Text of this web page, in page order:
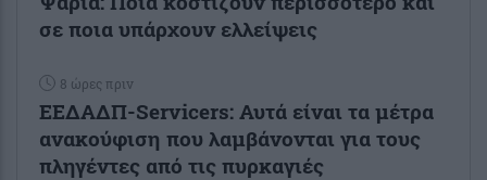
σε ποια υπάρχουν ελλείψεις
8 ώρες πριν
ΕΕΔΑΔΠ-Servicers: Αυτά είναι τα μέτρα
ανακούφιση που λαμβάνονται για τους
πληγέντες από τις πυρκαγιές